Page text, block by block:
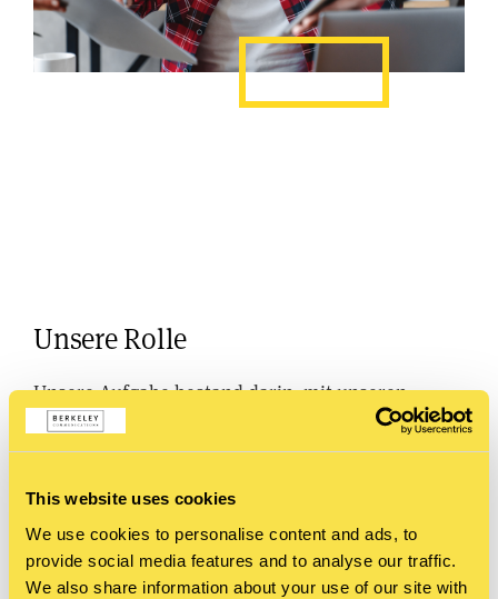
This website uses cookies
We use cookies to personalise content and ads, to
provide social media features and to analyse our traffic.
We also share information about your use of our site with
Unsere Rolle
Unsere Aufgabe bestand darin, mit unseren
Kommunikationsaktivitäten harte Leads – also
insgesamt Awareness für das Thema zu erhöhen.
Wir waren zusätzlich zu den von uns gesteuerten
PR-Aktivitäten Schnittstelle für die Koordination